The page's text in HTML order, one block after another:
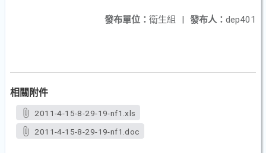
發布人： dep401
發布單位： 衛生組 |
相關附件
2011-4-15-8-29-19-nf1.xls
2011-4-15-8-29-19-nf1.doc